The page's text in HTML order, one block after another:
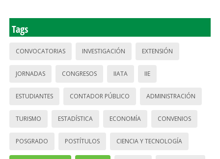
Tags
CONVOCATORIAS INVESTIGACIÓN EXTENSIÓN
JORNADAS CONGRESOS IIATA IIE
ESTUDIANTES CONTADOR PÚBLICO ADMINISTRACIÓN
TURISMO ESTADÍSTICA ECONOMÍA CONVENIOS
POSGRADO POSTÍTULOS CIENCIA Y TECNOLOGÍA